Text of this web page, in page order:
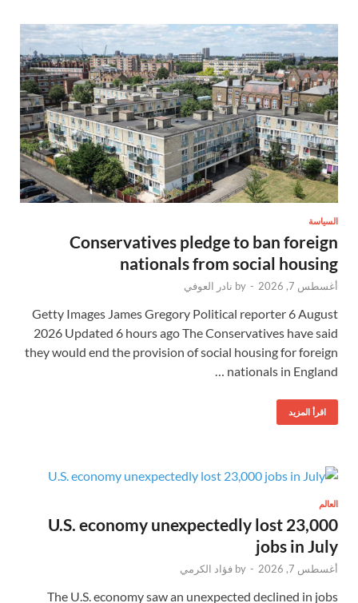
السياسة
Conservatives pledge to ban foreign
nationals from social housing
أغسطس 7, 2026 -
by نادر العوفي
Getty Images James Gregory Political reporter 6 August
2026 Updated 6 hours ago The Conservatives have said
they would end the provision of social housing for foreign
nationals in England …
اقرأ المزيد
العالم
U.S. economy unexpectedly lost 23,000
jobs in July
أغسطس 7, 2026 -
by فؤاد الكرمي
The U.S. economy saw an unexpected declined in jobs